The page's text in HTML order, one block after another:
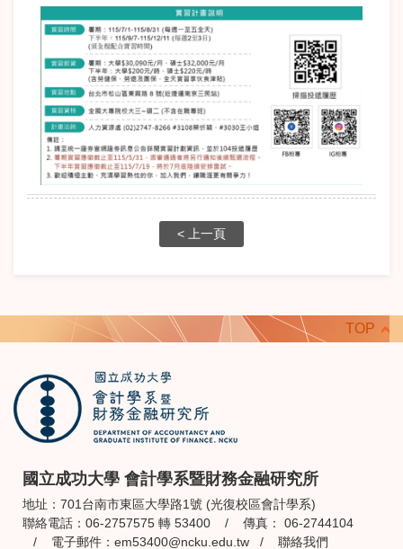
< 上一頁
TOP
國立成功大學 會計學系暨財務金融研究所
地址：701台南市東區大學路1號 (光復校區會計學系)
聯絡電話：06-2757575 轉 53400 / 傳真： 06-2744104
/ 電子郵件： em53400@ncku.edu.tw / 聯絡我們